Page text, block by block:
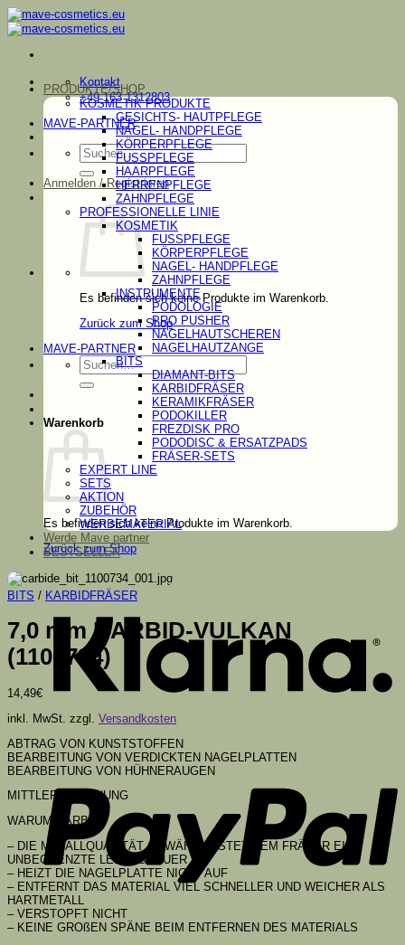
Zum
Inhalt
springen
Kontakt
+49 163 1312803
MAVE-PARTNER
Suchen
nach:
Anmelden / Registrieren
Es befinden sich keine Produkte im Warenkorb.
Zurück zum Shop
MAVE-PARTNER
Suchen
nach:
Warenkorb
Es befinden sich keine Produkte im Warenkorb.
Zurück zum Shop
PRODUKTE/SHOP
KOSMETIK PRODUKTE
GESICHTS- HAUTPFLEGE
NAGEL- HANDPFLEGE
KÖRPERPFLEGE
FUSSPFLEGE
HAARPFLEGE
HERRENPFLEGE
ZAHNPFLEGE
PROFESSIONELLE LINIE
KOSMETIK
FUSSPFLEGE
KÖRPERPFLEGE
NAGEL- HANDPFLEGE
ZAHNPFLEGE
INSTRUMENTE
PODOLOGIE
PRO PUSHER
NAGELHAUTSCHEREN
NAGELHAUTZANGE
BITS
DIAMANT-BITS
KARBIDFRÄSER
KERAMIKFRÄSER
PODOKILLER
FREZDISK PRO
PODODISC & ERSATZPADS
FRÄSER-SETS
EXPERT LINE
SETS
AKTION
ZUBEHÖR
WERBEMATERIAL
Werde Mave partner
BESTSELLER
BITS / KARBIDFRÄSER
7,0 mm KARBID-VULKAN
(1100734)
14,49€
inkl. MwSt. zzgl. Versandkosten
ABTRAG VON KUNSTSTOFFEN
BEARBEITUNG VON VERDICKTEN NAGELPLATTEN
BEARBEITUNG VON HÜHNERAUGEN
MITTLERE KÖRNUNG
WARUM KARBID?
– DIE METALLQUALITÄT GEWÄHRLEISTET DEM FRÄSER EINE
UNBEGRENZTE LEBENSDAUER
– HEIZT DIE NAGELPLATTE NICHT AUF
– ENTFERNT DAS MATERIAL VIEL SCHNELLER UND WEICHER ALS
HARTMETALL
– VERSTOPFT NICHT
– KEINE GROßEN SPÄNE BEIM ENTFERNEN DES MATERIALS